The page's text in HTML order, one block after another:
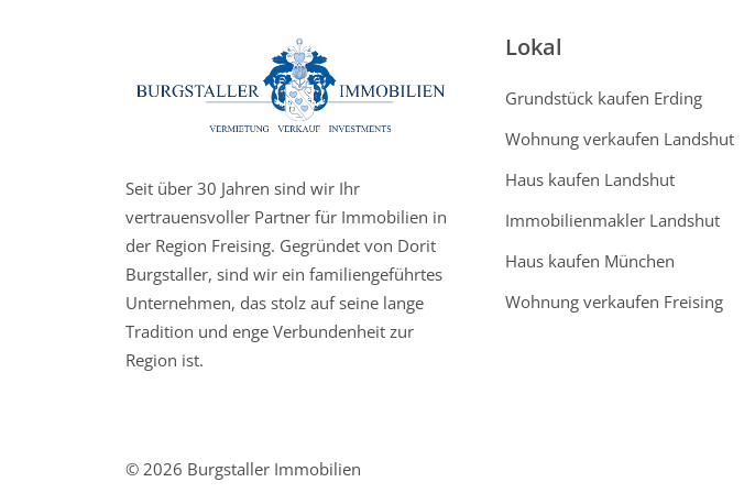
Seit über 30 Jahren sind wir Ihr
vertrauensvoller Partner für Immobilien in
der Region Freising. Gegründet von Dorit
Burgstaller, sind wir ein familiengeführtes
Unternehmen, das stolz auf seine lange
Tradition und enge Verbundenheit zur
Region ist.
Lokal
Grundstück kaufen Erding
Wohnung verkaufen Landshut
Haus kaufen Landshut
Immobilienmakler Landshut
Haus kaufen München
Wohnung verkaufen Freising
© 2026 Burgstaller Immobilien